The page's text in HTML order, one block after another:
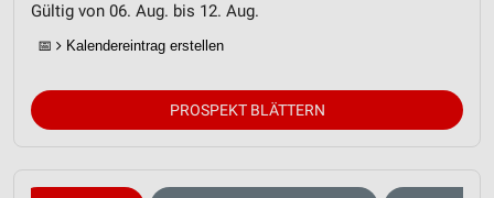
Gültig von 06. Aug. bis 12. Aug.
📅 Kalendereintrag erstellen
PROSPEKT BLÄTTERN